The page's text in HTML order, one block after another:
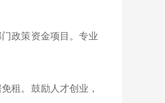
政策资金项目。专业
租。鼓励人才创业，